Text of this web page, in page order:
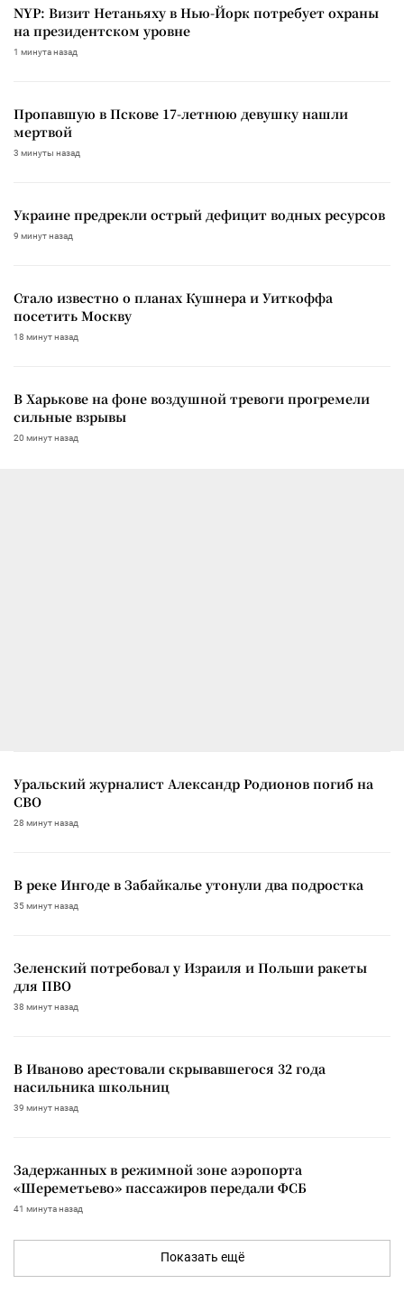
NYP: Визит Нетаньяху в Нью-Йорк потребует охраны
на президентском уровне
1 минута назад
Пропавшую в Пскове 17-летнюю девушку нашли
мертвой
3 минуты назад
Украине предрекли острый дефицит водных ресурсов
9 минут назад
Стало известно о планах Кушнера и Уиткоффа
посетить Москву
18 минут назад
В Харькове на фоне воздушной тревоги прогремели
сильные взрывы
20 минут назад
Уральский журналист Александр Родионов погиб на
СВО
28 минут назад
В реке Ингоде в Забайкалье утонули два подростка
35 минут назад
Зеленский потребовал у Израиля и Польши ракеты
для ПВО
38 минут назад
В Иваново арестовали скрывавшегося 32 года
насильника школьниц
39 минут назад
Задержанных в режимной зоне аэропорта
«Шереметьево» пассажиров передали ФСБ
41 минута назад
Показать ещё